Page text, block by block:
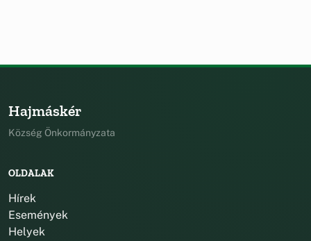
Hajmáskér
Község Önkormányzata
OLDALAK
Hírek
Események
Helyek